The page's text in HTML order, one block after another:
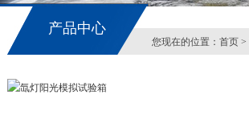
产品中心
您现在的位置： 首页 >